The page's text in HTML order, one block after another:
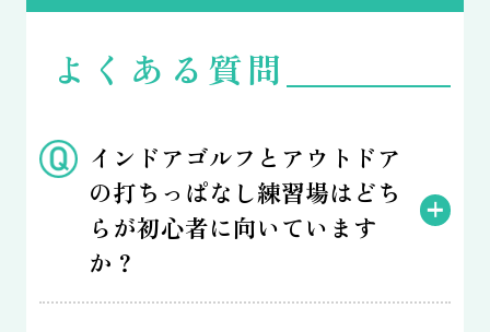
よくある質問
インドアゴルフとアウトドア
の打ちっぱなし練習場はどち
らが初心者に向いています
か？